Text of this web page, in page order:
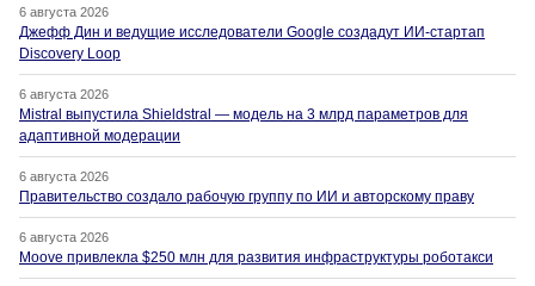
6 августа 2026
Джефф Дин и ведущие исследователи Google создадут ИИ-стартап
Discovery Loop
6 августа 2026
Mistral выпустила Shieldstral — модель на 3 млрд параметров для
адаптивной модерации
6 августа 2026
Правительство создало рабочую группу по ИИ и авторскому праву
6 августа 2026
Moove привлекла $250 млн для развития инфраструктуры роботакси